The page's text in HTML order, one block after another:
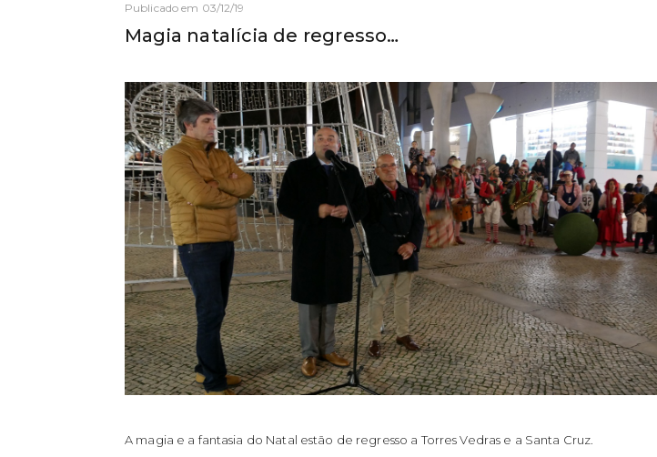
Publicado em 03/12/19
Magia natalícia de regresso…
A magia e a fantasia do Natal estão de regresso a Torres Vedras e a Santa Cruz.